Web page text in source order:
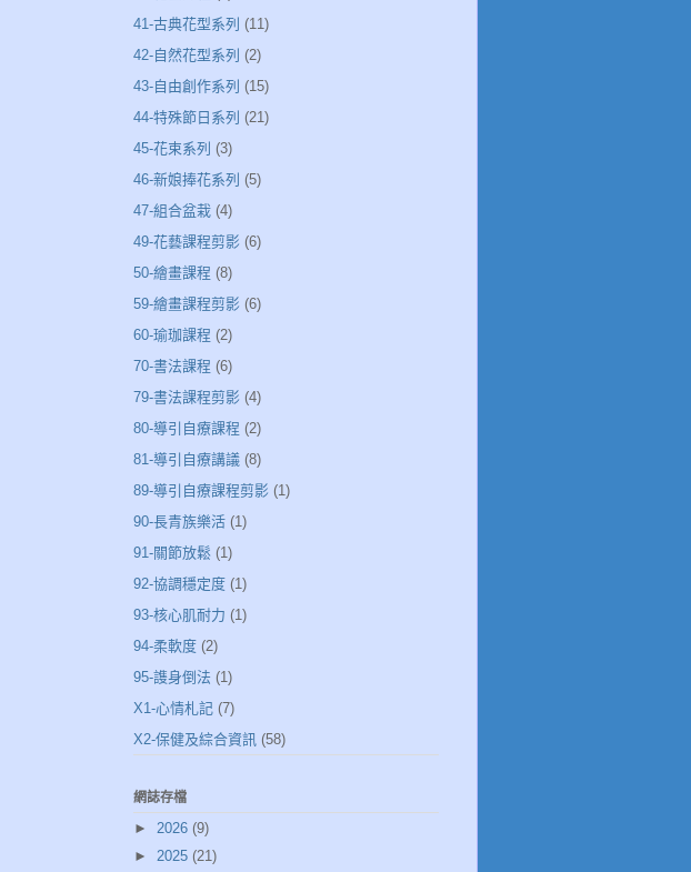
41-古典花型系列 (11)
42-自然花型系列 (2)
43-自由創作系列 (15)
44-特殊節日系列 (21)
45-花束系列 (3)
46-新娘捧花系列 (5)
47-組合盆栽 (4)
49-花藝課程剪影 (6)
50-繪畫課程 (8)
59-繪畫課程剪影 (6)
60-瑜珈課程 (2)
70-書法課程 (6)
79-書法課程剪影 (4)
80-導引自療課程 (2)
81-導引自療講議 (8)
89-導引自療課程剪影 (1)
90-長青族樂活 (1)
91-關節放鬆 (1)
92-協調穩定度 (1)
93-核心肌耐力 (1)
94-柔軟度 (2)
95-謢身倒法 (1)
X1-心情札記 (7)
X2-保健及綜合資訊 (58)
網誌存檔
► 2026 (9)
► 2025 (21)